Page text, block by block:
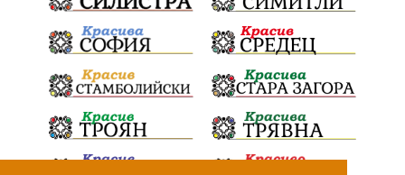
ВоенниТехнологии Наркотици Дрога
НелегалнаЛаборатория Байрактаров